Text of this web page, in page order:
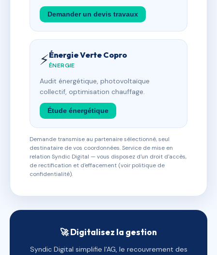
Demander un devis travaux
⚡Énergie Verte Copro
ÉNERGIE
Audit énergétique, photovoltaïque
collectif, optimisation chauffage.
Étude énergétique
Demande transmise au partenaire sélectionné, seul
destinataire de vos coordonnées. Service de mise en
relation Syndic Digital — vous disposez d'un droit d'accès,
de rectification et d'effacement (voir politique de
confidentialité).
🚀 Digitalisez la gestion
Syndic Digital simplifie l'AG, le recouvrement des